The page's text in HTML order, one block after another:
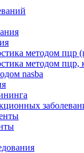
методом пцр
методом пцр,
nasba